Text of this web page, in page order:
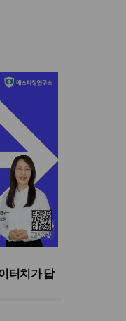
는 하나님
송가 시리
음세대 선
터치가 답